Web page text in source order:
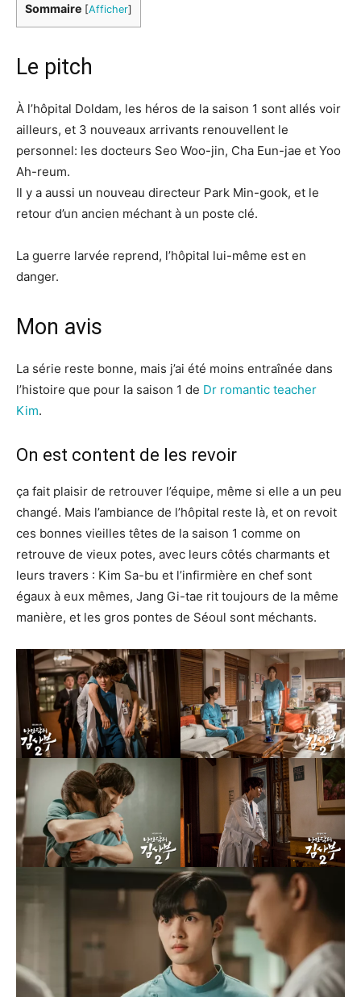
Sommaire [Afficher]
Le pitch
À l’hôpital Doldam, les héros de la saison 1 sont allés voir
ailleurs, et 3 nouveaux arrivants renouvellent le
personnel: les docteurs Seo Woo-jin, Cha Eun-jae et Yoo
Ah-reum.
Il y a aussi un nouveau directeur Park Min-gook, et le
retour d’un ancien méchant à un poste clé.
La guerre larvée reprend, l’hôpital lui-même est en
danger.
Mon avis
La série reste bonne, mais j’ai été moins entraînée dans
l’histoire que pour la saison 1 de Dr romantic teacher
Kim.
On est content de les revoir
ça fait plaisir de retrouver l’équipe, même si elle a un peu
changé. Mais l’ambiance de l’hôpital reste là, et on revoit
ces bonnes vieilles têtes de la saison 1 comme on
retrouve de vieux potes, avec leurs côtés charmants et
leurs travers : Kim Sa-bu et l’infirmière en chef sont
égaux à eux mêmes, Jang Gi-tae rit toujours de la même
manière, et les gros pontes de Séoul sont méchants.